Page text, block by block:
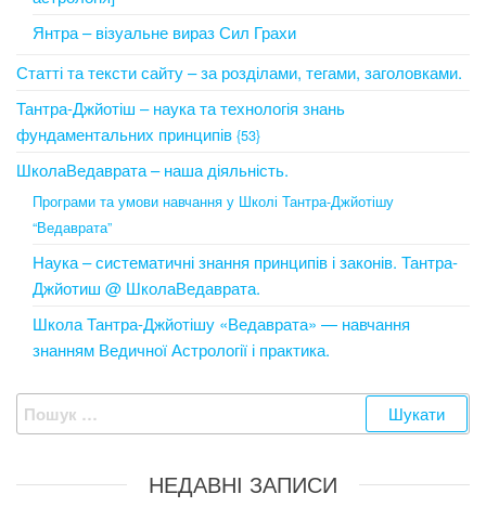
Янтра – візуальне вираз Сил Грахи
Статті та тексти сайту – за розділами, тегами, заголовками.
Тантра-Джйотіш – наука та технологія знань
фундаментальних принципів {53}
ШколаВедаврата – наша діяльність.
Програми та умови навчання у Школі Тантра-Джйотішу
“Ведаврата”
Наука – систематичні знання принципів і законів. Тантра-
Джйотиш @ ШколаВедаврата.
Школа Тантра-Джйотішу «Ведаврата» — навчання
знанням Ведичної Астрології і практика.
Пошук:
НЕДАВНІ ЗАПИСИ